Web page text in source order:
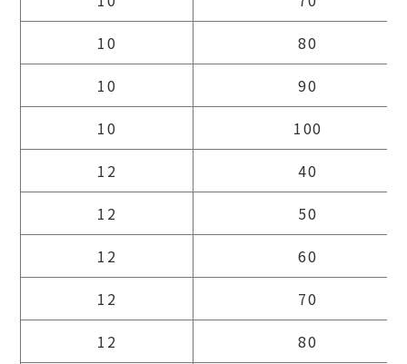
10
80
10
90
10
100
12
40
12
50
12
60
12
70
12
80